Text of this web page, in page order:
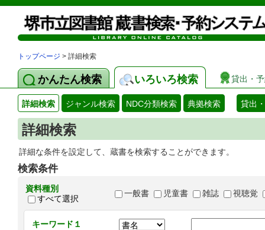
トップページ > 詳細検索
かんたん検索 いろいろ検索 貸出・
詳細検索 ジャンル検索 NDC分類検索 典拠検索 貸出
詳細検索
詳細な条件を設定して、蔵書を検索することができます。
検索条件
資料種別
すべて選択
一般書 児童書 雑誌 視聴覚
キーワード１